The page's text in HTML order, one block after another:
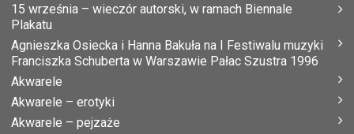
15 września – wieczór autorski, w ramach Biennale
Plakatu
Agnieszka Osiecka i Hanna Bakuła na I Festiwalu muzyki
Franciszka Schuberta w Warszawie Pałac Szustra 1996
Akwarele
Akwarele – erotyki
Akwarele – pejzaże